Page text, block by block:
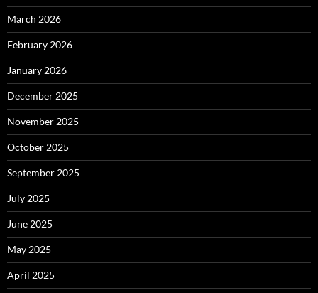
March 2026
February 2026
January 2026
December 2025
November 2025
October 2025
September 2025
July 2025
June 2025
May 2025
April 2025